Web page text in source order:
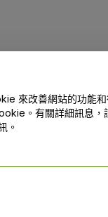
來改善網站的功能
。有關詳細訊息，
。